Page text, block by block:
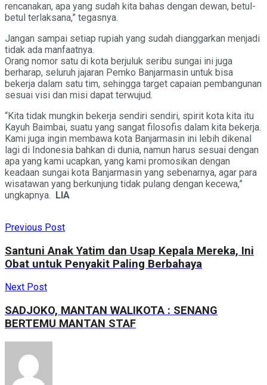
rencanakan, apa yang sudah kita bahas dengan dewan, betul-
betul terlaksana,” tegasnya.
Jangan sampai setiap rupiah yang sudah dianggarkan menjadi
tidak ada manfaatnya.
Orang nomor satu di kota berjuluk seribu sungai ini juga
berharap, seluruh jajaran Pemko Banjarmasin untuk bisa
bekerja dalam satu tim, sehingga target capaian pembangunan
sesuai visi dan misi dapat terwujud.
“Kita tidak mungkin bekerja sendiri sendiri, spirit kota kita itu
Kayuh Baimbai, suatu yang sangat filosofis dalam kita bekerja.
Kami juga ingin membawa kota Banjarmasin ini lebih dikenal
lagi di Indonesia bahkan di dunia, namun harus sesuai dengan
apa yang kami ucapkan, yang kami promosikan dengan
keadaan sungai kota Banjarmasin yang sebenarnya, agar para
wisatawan yang berkunjung tidak pulang dengan kecewa,”
ungkapnya. LIA
Previous Post
Santuni Anak Yatim dan Usap Kepala Mereka, Ini
Obat untuk Penyakit Paling Berbahaya
Next Post
SADJOKO, MANTAN WALIKOTA : SENANG
BERTEMU MANTAN STAF